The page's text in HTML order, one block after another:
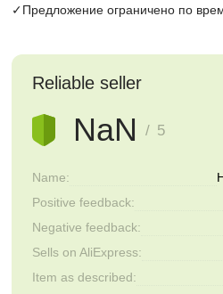
✓Предложение ограничено по
Reliable seller
NaN / 5
Name:
Positive feedback:
Negative feedback:
Sells on AliExpress:
Item as described: